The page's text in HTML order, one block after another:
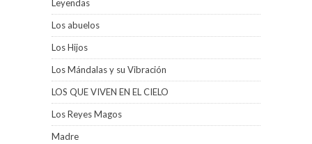
Leyendas
Los abuelos
Los Hijos
Los Mándalas y su Vibración
LOS QUE VIVEN EN EL CIELO
Los Reyes Magos
Madre